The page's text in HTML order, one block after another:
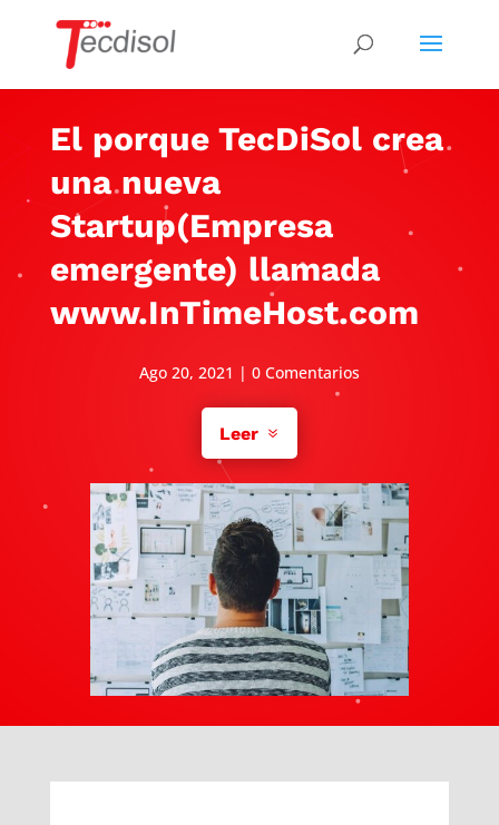
El porque TecDiSol crea
una nueva
Startup(Empresa
emergente) llamada
www.InTimeHost.com
Ago 20, 2021 | 0 Comentarios
Leer